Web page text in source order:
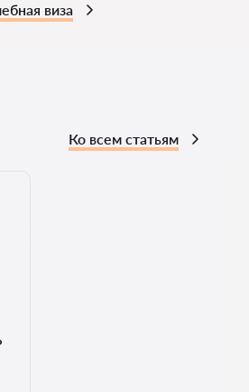
виза
Ко всем статьям